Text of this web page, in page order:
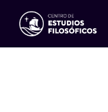
Eventos